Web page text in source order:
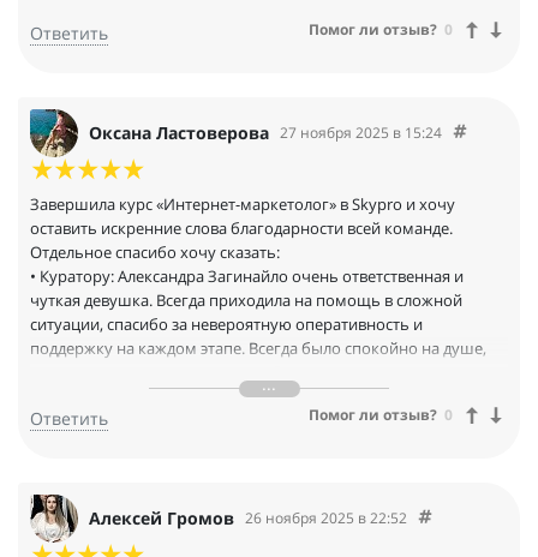
Ответить Помог ли отзыв? 0
Оксана Ластоверова 27 ноября 2025 в 15:24
Завершила курс «Интернет-маркетолог» в Skypro и хочу
оставить искренние слова благодарности всей команде.
Отдельное спасибо хочу сказать:
• Куратору: Александра Загинайло очень ответственная и
чуткая девушка. Всегда приходила на помощь в сложной
ситуации, спасибо за невероятную оперативность и
поддержку на каждом этапе. Всегда было спокойно на душе,
игнорировала и отвечала на сообщения.
• Наставникам: за экспертизу и детальную обратную связь.
и находить лучшие решения.
Обучение было сложным, но интересным. Теория сразу
подкреплялась практикой, а финальный проект стал
Ответить Помог ли отзыв? 0
Алексей Громов 26 ноября 2025 в 22:52